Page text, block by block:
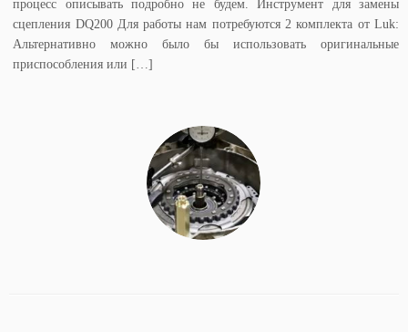
процесс описывать подробно не будем. Инструмент для замены
сцепления DQ200 Для работы нам потребуются 2 комплекта от Luk:
Альтернативно можно было бы использовать оригинальные
приспособления или […]